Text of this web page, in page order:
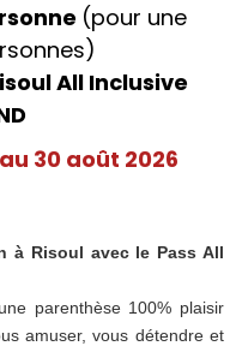
(pour une
All Inclusive
30 août 2026
à Risoul avec le Pass All
parenthèse 100% plaisir
amuser, vous détendre et